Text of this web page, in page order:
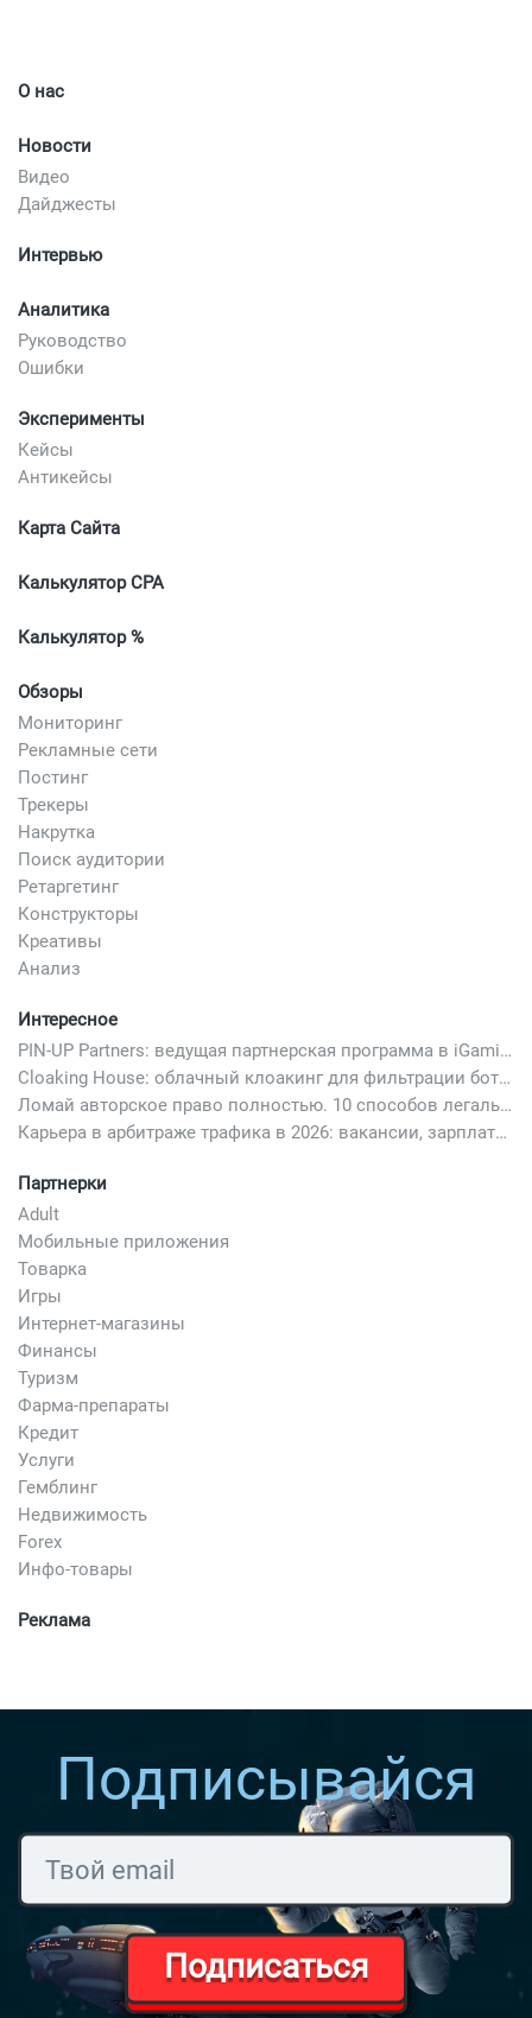
О нас
Новости
Видео
Дайджесты
Интервью
Аналитика
Руководство
Ошибки
Эксперименты
Кейсы
Антикейсы
Карта Сайта
Калькулятор CPA
Калькулятор %
Обзоры
Мониторинг
Рекламные сети
Постинг
Трекеры
Накрутка
Поиск аудитории
Ретаргетинг
Конструкторы
Креативы
Анализ
Интересное
PIN-UP Partners: ведущая партнерская программа в iGaming
Cloaking House: облачный клоакинг для фильтрации ботов FB и Google Ads — гайд PHP-интеграции 2026
Ломай авторское право полностью. 10 способов легально добавить любимый трек в свой креатив
Карьера в арбитраже трафика в 2026: вакансии, зарплаты и как начать
Партнерки
Adult
Мобильные приложения
Товарка
Игры
Интернет-магазины
Финансы
Туризм
Фарма-препараты
Кредит
Услуги
Гемблинг
Недвижимость
Forex
Инфо-товары
Реклама
Подписывайся
Подписаться